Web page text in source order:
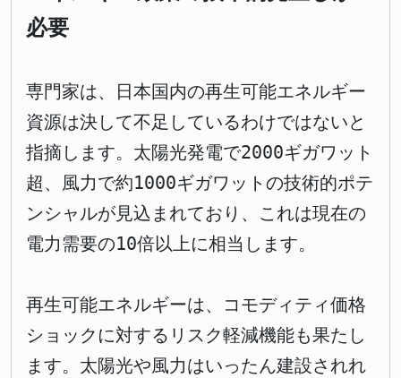
必要
専門家は、日本国内の再生可能エネルギー
資源は決して不足しているわけではないと
指摘します。太陽光発電で2000ギガワット
超、風力で約1000ギガワットの技術的ポテ
ンシャルが見込まれており、これは現在の
電力需要の10倍以上に相当します。
再生可能エネルギーは、コモディティ価格
ショックに対するリスク軽減機能も果たし
ます。太陽光や風力はいったん建設されれ